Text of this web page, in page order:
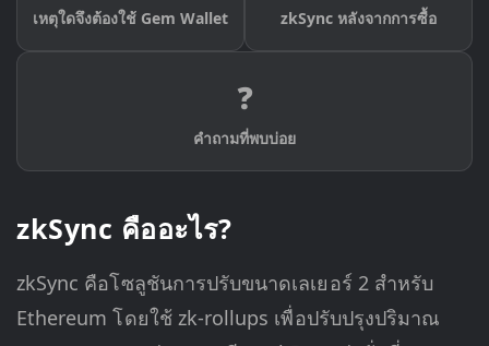
เหตุใดจึงต้องใช้ Gem Wallet zkSync หลังจากการซื้อ
❓
คำถามที่พบบ่อย
zkSync คืออะไร?
zkSync คือโซลูชันการปรับขนาดเลเยอร์ 2 สำหรับ
Ethereum โดยใช้ zk-rollups เพื่อปรับปรุงปริมาณ